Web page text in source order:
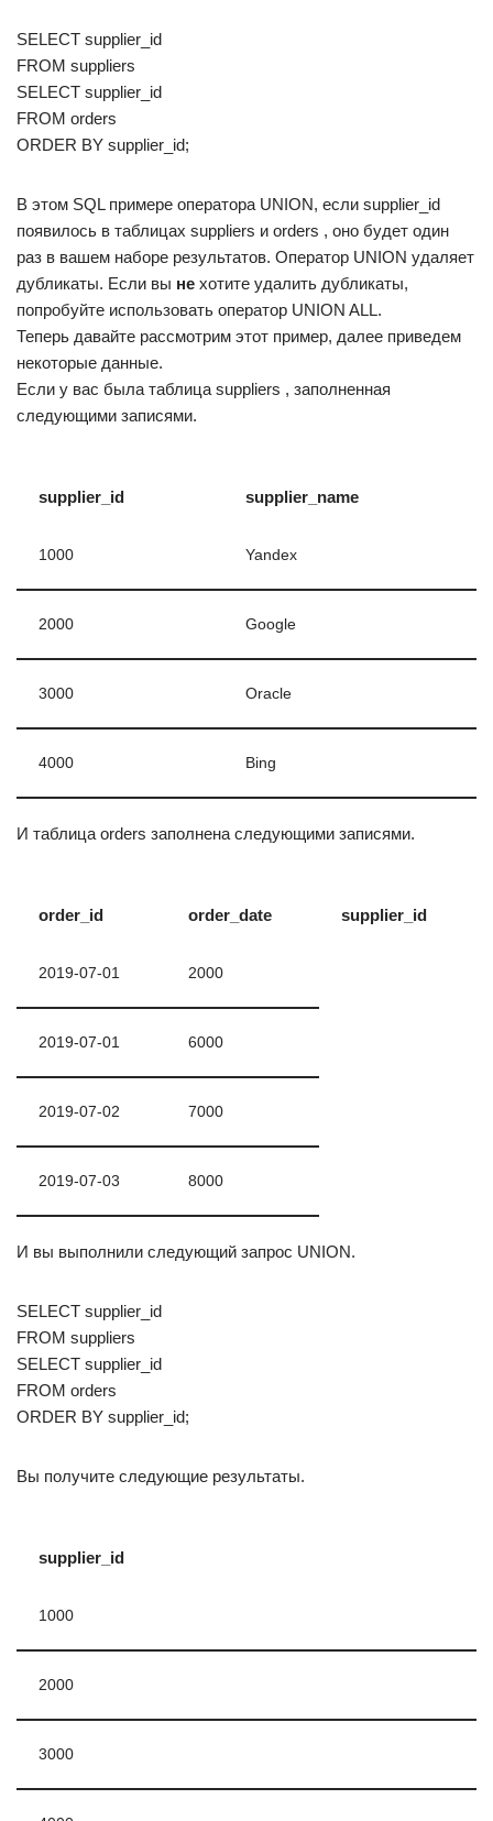
SELECT supplier_id
FROM suppliers
SELECT supplier_id
FROM orders
ORDER BY supplier_id;
В этом SQL примере оператора UNION, если supplier_id
появилось в таблицах suppliers и orders , оно будет один
раз в вашем наборе результатов. Оператор UNION удаляет
дубликаты. Если вы не хотите удалить дубликаты,
попробуйте использовать оператор UNION ALL.
Теперь давайте рассмотрим этот пример, далее приведем
некоторые данные.
Если у вас была таблица suppliers , заполненная
следующими записями.
supplier_id supplier_name
1000 Yandex
2000 Google
3000 Oracle
4000 Bing
И таблица orders заполнена следующими записями.
order_id order_date supplier_id
2019-07-01 2000
2019-07-01 6000
2019-07-02 7000
2019-07-03 8000
И вы выполнили следующий запрос UNION.
SELECT supplier_id
FROM suppliers
SELECT supplier_id
FROM orders
ORDER BY supplier_id;
Вы получите следующие результаты.
supplier_id
1000
2000
3000